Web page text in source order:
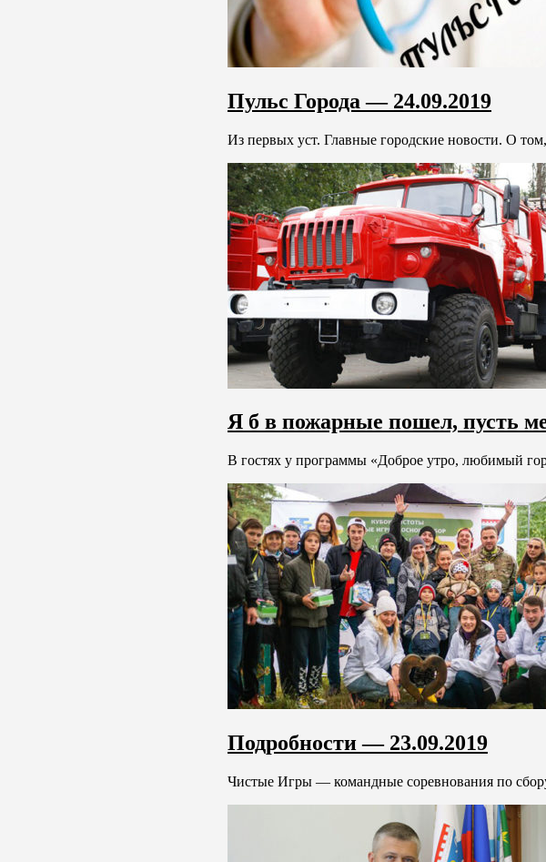
Пульс Города — 24.09.2019
Из первых уст. Главные городские новости. О
Я б в пожарные пошел, пусть
В гостях у программы «Доброе утро, любимый
Подробности — 23.09.2019
Чистые Игры — командные соревнования по